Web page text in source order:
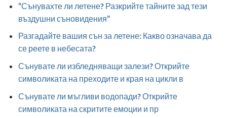
“Сънувахте ли летене? Разкрийте тайните зад тези
въздушни съновидения”
Разгадайте вашия сън за летене: Какво означава да
се реете в небесата?
Сънувате ли избледняващи залези? Открийте
символиката на преходите и края на цикли в
Сънувате ли мъгливи водопади? Открийте
символиката на скритите емоции и пр